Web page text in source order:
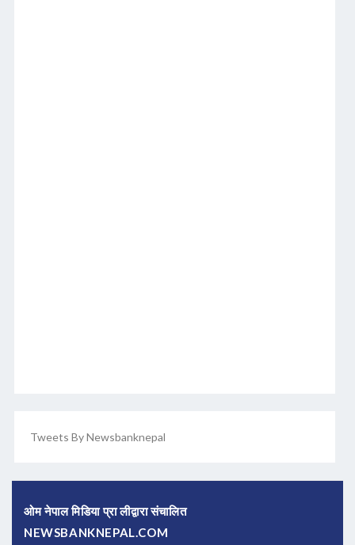
Tweets By Newsbanknepal
ओम नेपाल मिडिया प्रा लीद्वारा संचालित
NEWSBANKNEPAL.COM